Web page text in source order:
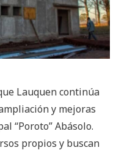
Lauquen continúa
y mejoras
“Poroto” Abásolo.
propios y buscan